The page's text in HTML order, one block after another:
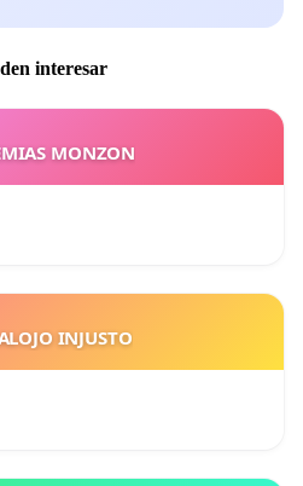
interesar
MONZON
INJUSTO